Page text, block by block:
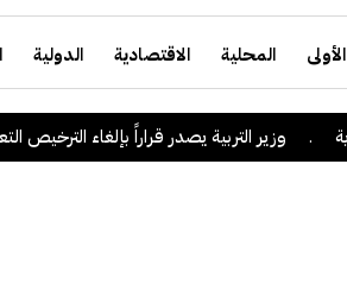
الأولى المحلية الاقتصادية الدولية
وزير التربية يصدر قراراً بإلغاء الترخيص